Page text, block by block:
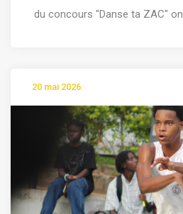
du concours "Danse ta ZAC"
20 mai 2026